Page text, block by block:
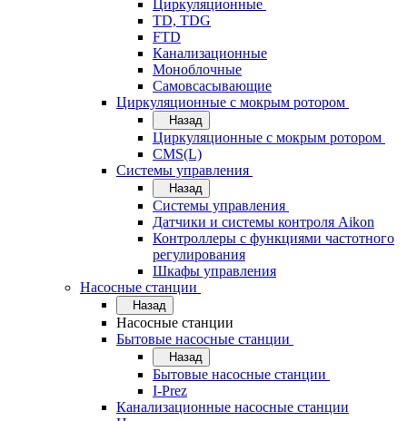
Циркуляционные
TD, TDG
FTD
Канализационные
Моноблочные
Самовсасывающие
Циркуляционные с мокрым ротором
Назад
Циркуляционные с мокрым ротором
CMS(L)
Системы управления
Назад
Системы управления
Датчики и системы контроля Aikon
Контроллеры с функциями частотного
регулирования
Шкафы управления
Насосные станции
Назад
Насосные станции
Бытовые насосные станции
Назад
Бытовые насосные станции
I-Prez
Канализационные насосные станции